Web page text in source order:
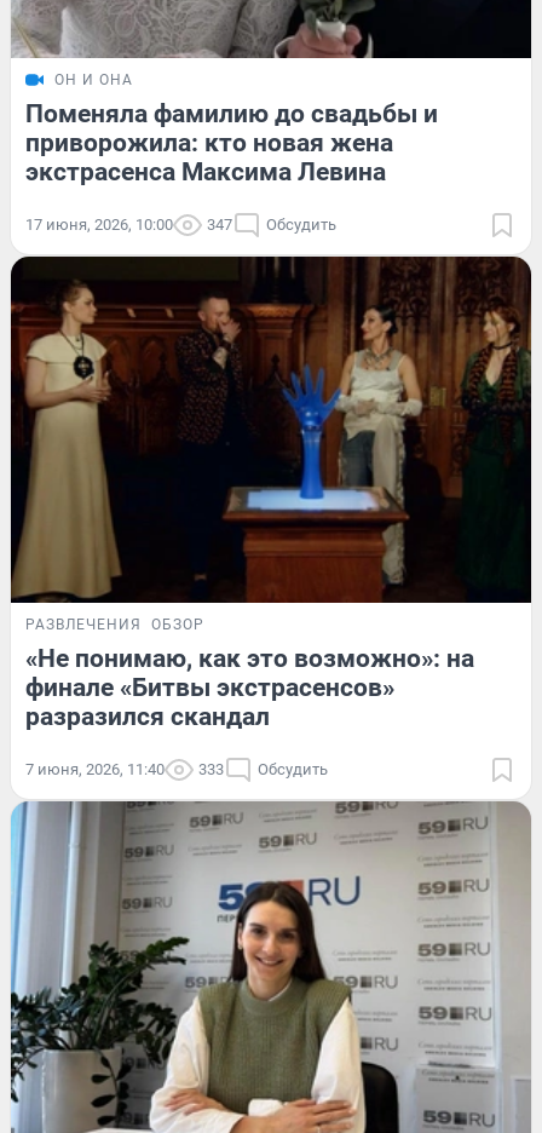
ОН И ОНА
Поменяла фамилию до свадьбы и
приворожила: кто новая жена
экстрасенса Максима Левина
17 июня, 2026, 10:00 347 Обсудить
РАЗВЛЕЧЕНИЯ ОБЗОР
«Не понимаю, как это возможно»: на
финале «Битвы экстрасенсов»
разразился скандал
7 июня, 2026, 11:40 333 Обсудить